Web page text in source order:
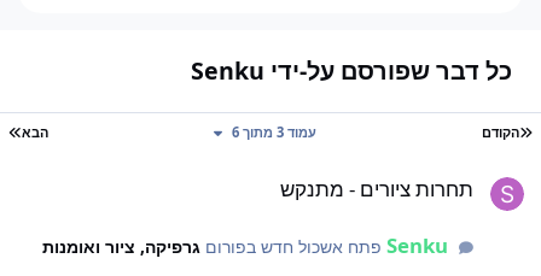
כל דבר שפורסם על-ידי Senku
עמוד ראשון
הקודם הבא עמוד 3 מתוך 6
תחרות ציורים - מתנקש
Senkuפתח אשכול חדש בפורום גרפיקה, ציור ואומנות